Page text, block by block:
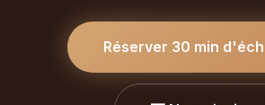
Réserver 30 min